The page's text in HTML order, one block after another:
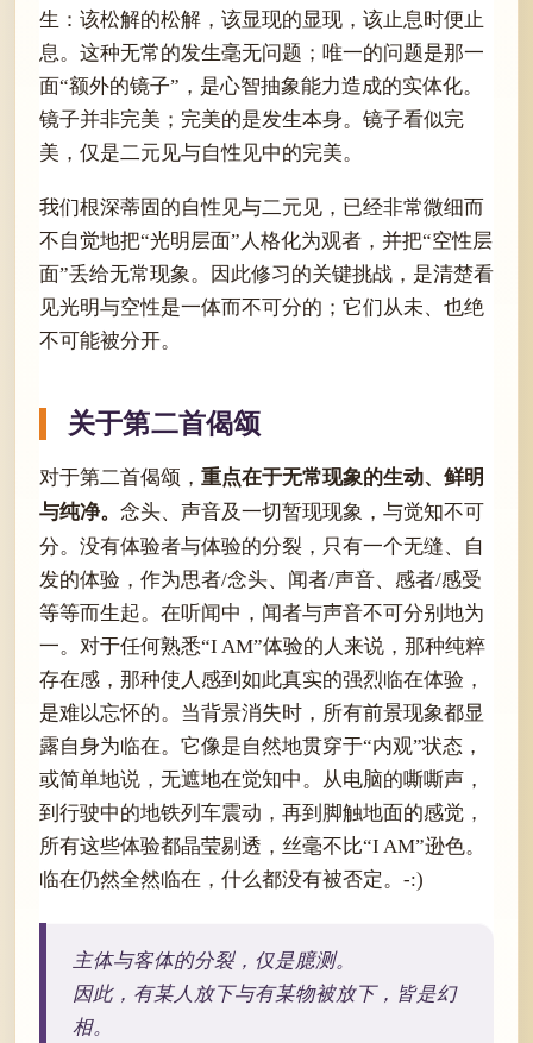
生：该松解的松解，该显现的显现，该止息时便止
息。这种无常的发生毫无问题；唯一的问题是那一
面“额外的镜子”，是心智抽象能力造成的实体化。
镜子并非完美；完美的是发生本身。镜子看似完
美，仅是二元见与自性见中的完美。
我们根深蒂固的自性见与二元见，已经非常微细而
不自觉地把“光明层面”人格化为观者，并把“空性层
面”丢给无常现象。因此修习的关键挑战，是清楚看
见光明与空性是一体而不可分的；它们从未、也绝
不可能被分开。
关于第二首偈颂
对于第二首偈颂， 重点在于无常现象的生动、鲜明
与纯净。 念头、声音及一切暂现现象，与觉知不可
分。没有体验者与体验的分裂，只有一个无缝、自
发的体验，作为思者/念头、闻者/声音、感者/感受
等等而生起。在听闻中，闻者与声音不可分别地为
一。对于任何熟悉“I AM”体验的人来说，那种纯粹
存在感，那种使人感到如此真实的强烈临在体验，
是难以忘怀的。当背景消失时，所有前景现象都显
露自身为临在。它像是自然地贯穿于“内观”状态，
或简单地说，无遮地在觉知中。从电脑的嘶嘶声，
到行驶中的地铁列车震动，再到脚触地面的感觉，
所有这些体验都晶莹剔透，丝毫不比“I AM”逊色。
临在仍然全然临在，什么都没有被否定。-:)
主体与客体的分裂，仅是臆测。
因此，有某人放下与有某物被放下，皆是幻
相。